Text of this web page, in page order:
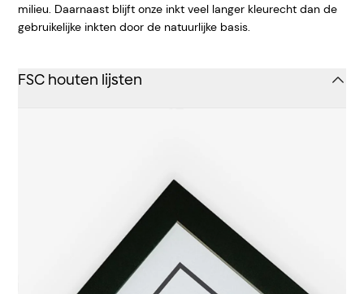
milieu. Daarnaast blijft onze inkt veel langer kleurecht dan de
gebruikelijke inkten door de natuurlijke basis.
FSC houten lijsten